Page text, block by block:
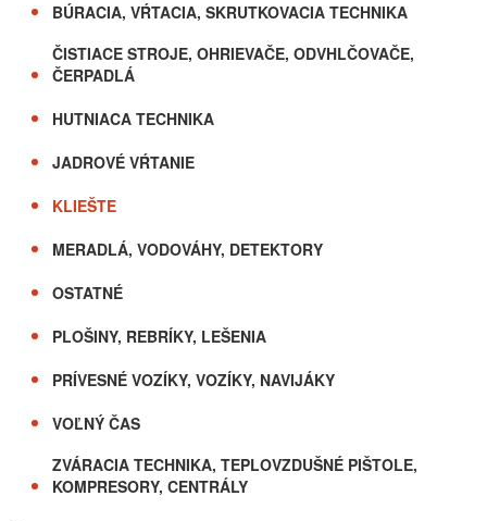
BÚRACIA, VŔTACIA, SKRUTKOVACIA TECHNIKA
ČISTIACE STROJE, OHRIEVAČE, ODVHLČOVAČE,
ČERPADLÁ
HUTNIACA TECHNIKA
JADROVÉ VŔTANIE
KLIEŠTE
MERADLÁ, VODOVÁHY, DETEKTORY
OSTATNÉ
PLOŠINY, REBRÍKY, LEŠENIA
PRÍVESNÉ VOZÍKY, VOZÍKY, NAVIJÁKY
VOĽNÝ ČAS
ZVÁRACIA TECHNIKA, TEPLOVZDUŠNÉ PIŠTOLE,
KOMPRESORY, CENTRÁLY